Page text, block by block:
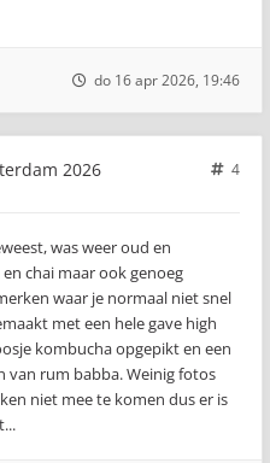
do 16 apr 2026, 19:46
2026
4
was weer oud en
chai maar ook genoeg
waar je normaal niet snel
met een hele gave high
kombucha opgepikt en een
van rum babba. Weinig fotos
niet mee te komen dus er is